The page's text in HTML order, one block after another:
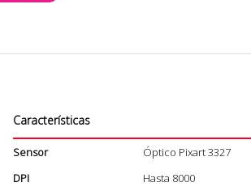
Características
Sensor
Óptico Pixart 3327
DPI
Hasta 8000